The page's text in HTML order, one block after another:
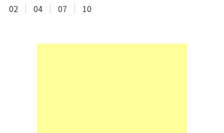
02
04 07 10